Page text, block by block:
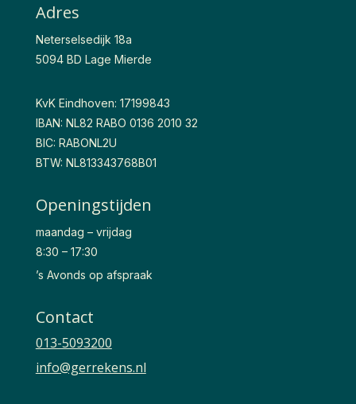
Adres
Neterselsedijk 18a
5094 BD Lage Mierde
KvK Eindhoven: 17199843
IBAN: NL82 RABO 0136 2010 32
BIC: RABONL2U
BTW: NL813343768B01
Openingstijden
maandag – vrijdag
8:30 – 17:30
’s Avonds op afspraak
Contact
013-5093200
info@gerrekens.nl